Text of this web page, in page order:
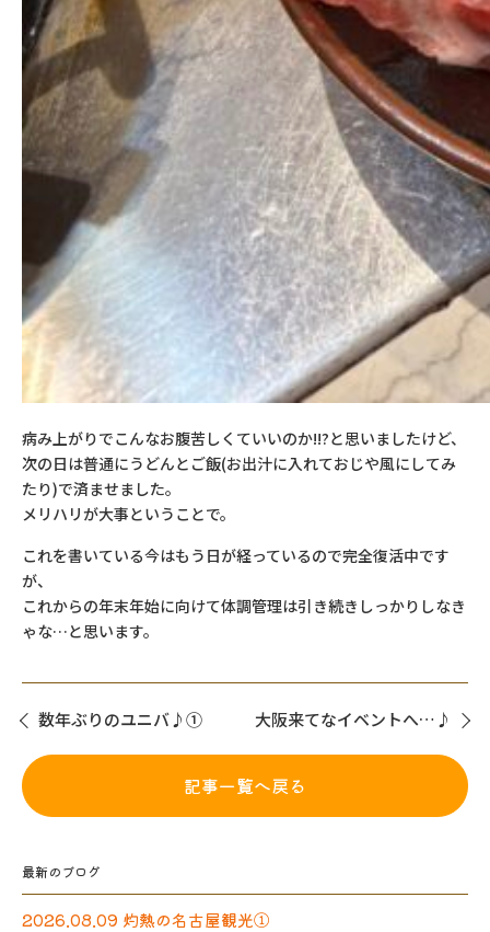
病み上がりでこんなお腹苦しくていいのか!!?と思いましたけど、
次の日は普通にうどんとご飯(お出汁に入れておじや風にしてみ
たり)で済ませました。
メリハリが大事ということで。
これを書いている今はもう日が経っているので完全復活中です
が、
これからの年末年始に向けて体調管理は引き続きしっかりしなき
ゃな…と思います。
数年ぶりのユニバ♪① 大阪来てなイベントへ…♪
記事一覧へ戻る
最新のブログ
2026.08.09 灼熱の名古屋観光①